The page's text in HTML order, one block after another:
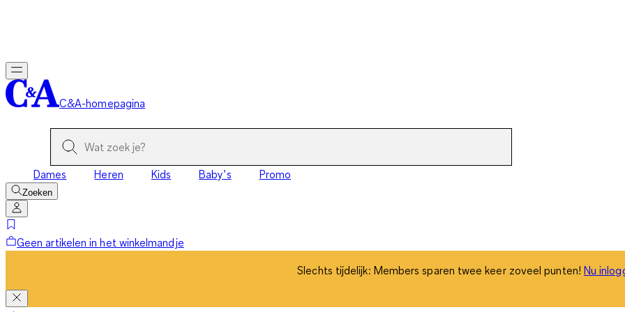
C&A-homepagina
Dames Heren Kids Baby’s Promo
Zoeken
Geen artikelen in het winkelmandje
Slechts tijdelijk: Members sparen twee keer zoveel punten! Nu